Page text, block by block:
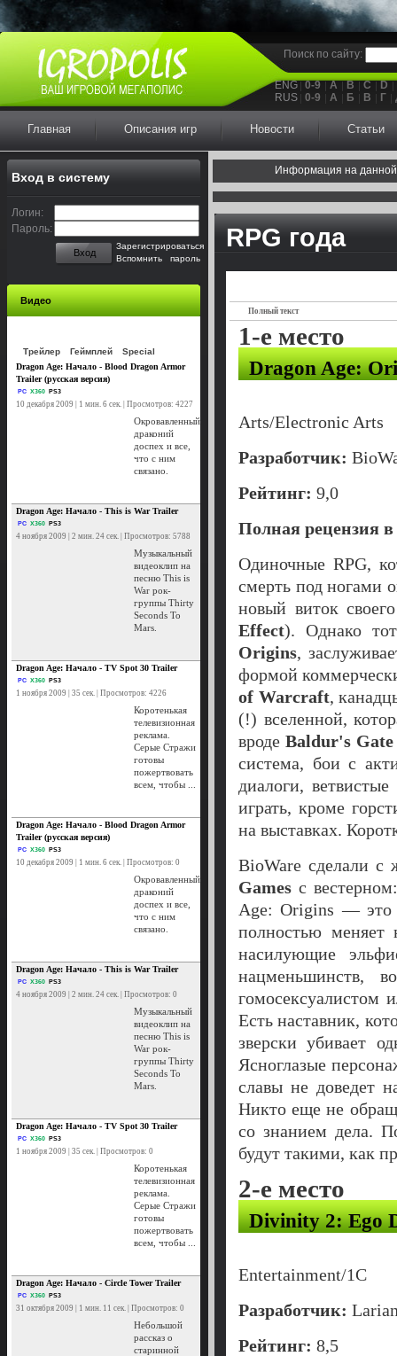
Поиск по сайту:
ENG 0-9 A B C
D
RUS 0-9 А Б В Г
Главная Описания игр Новости Статьи
Вход в систему
Логин:
Пароль:
Вход
Зарегистрироваться
Вспомнить пароль
Видео
Трейлер Геймплей
Special
Dragon Age: Начало - Blood Dragon Armor
Trailer (русская версия)
PC X360 PS3
10 декабря 2009 | 1 мин. 6 сек. | Просмотров: 4227
Окровавленный
драконий
доспех и все,
что с ним
связано.
Dragon Age: Начало - This is War Trailer
PC X360 PS3
4 ноября 2009 | 2 мин. 24 сек. | Просмотров: 5788
Музыкальный
видеоклип на
песню This is
War рок-
группы Thirty
Seconds To
Mars.
Dragon Age: Начало - TV Spot 30 Trailer
PC X360 PS3
1 ноября 2009 | 35 сек. | Просмотров: 4226
Коротенькая
телевизионная
реклама.
Серые Стражи
готовы
пожертвовать
всем, чтобы ...
Dragon Age: Начало - Blood Dragon Armor
Trailer (русская версия)
PC X360 PS3
10 декабря 2009 | 1 мин. 6 сек. | Просмотров: 0
Окровавленный
драконий
доспех и все,
что с ним
связано.
Dragon Age: Начало - This is War Trailer
PC X360 PS3
4 ноября 2009 | 2 мин. 24 сек. | Просмотров: 0
Музыкальный
видеоклип на
песню This is
War рок-
группы Thirty
Seconds To
Mars.
Dragon Age: Начало - TV Spot 30 Trailer
PC X360 PS3
1 ноября 2009 | 35 сек. | Просмотров: 0
Коротенькая
телевизионная
реклама.
Серые Стражи
готовы
пожертвовать
всем, чтобы ...
Dragon Age: Начало - Circle Tower Trailer
PC X360 PS3
31 октября 2009 | 1 мин. 11 сек. | Просмотров: 0
Небольшой
рассказ о
старинной
Информация на
RPG года
Полный текст
1-е место
Dragon Age:
Arts/Electronic Arts
Разработчик:
Рейтинг: 9,0
Полная рецензия
Одиночные RPG,
смерть под ногами
новый виток
Effect). Однако
Origins,
формой
of Warcraft,
(!) вселенной,
вродеBaldur's
система, бои с
диалоги,
играть, кроме
на выставках.
BioWare сделали с
Games с
Age: Origins — это
полностью меняет
насилующие
нацменьшинств,
гомосексуалистом
Есть наставник,
зверски убивает
Ясноглазые
славы не доведет
Никто еще не
со знанием дела.
будут такими, как
2-е место
Divinity 2: Ego
Entertainment/1С
Разработчик:
Рейтинг: 8,5